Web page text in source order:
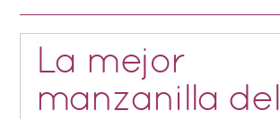
La mejor
manzanilla del